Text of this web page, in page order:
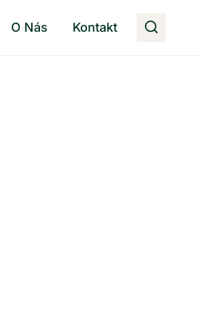
O Nás Kontakt